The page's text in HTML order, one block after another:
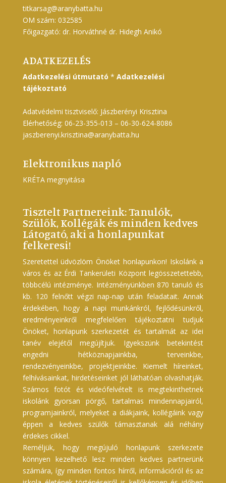
titkarsag@aranybatta.hu
OM szám: 032585
Főigazgató: dr. Horváthné dr. Hidegh Anikó
ADATKEZELÉS
Adatkezelési útmutató * Adatkezelési
tájékoztató
Adatvédelmi tisztviselő: Jászberényi Krisztina
Elérhetőség: 06-23-355-013 – 06-30-624-8086
jaszberenyi.krisztina@aranybatta.hu
Elektronikus napló
KRÉTA megnyitása
Tisztelt Partnereink: Tanulók,
Szülők, Kollégák és minden kedves
Látogató, aki a honlapunkat
felkeresi!
Szeretettel üdvözlöm Önöket honlapunkon! Iskolánk a
város és az Érdi Tankerületi Központ legösszetettebb,
többcélú intézménye. Intézményünkben 870 tanuló és
kb. 120 felnőtt végzi nap-nap után feladatait. Annak
érdekében, hogy a napi munkánkról, fejlődésünkről,
eredményeinkről megfelelően tájékoztatni tudjuk
Önöket, honlapunk szerkezetét és tartalmát az idei
tanév elejétől megújítjuk. Igyekszünk betekintést
engedni hétköznapjainkba, terveinkbe,
rendezvényeinkbe, projektjeinkbe. Kiemelt híreinket,
felhívásainkat, hirdetéseinket jól láthatóan olvashatják.
Számos fotót és videófelvételt is megtekinthetnek
iskolánk gyorsan pörgő, tartalmas mindennapjairól,
programjainkról, melyeket a diákjaink, kollégáink vagy
éppen a kedves szülők támasztanak alá néhány
érdekes cikkel.
Reméljük, hogy megújuló honlapunk szerkezete
könnyen kezelhető lesz minden kedves partnerünk
számára, így minden fontos hírről, információról és az